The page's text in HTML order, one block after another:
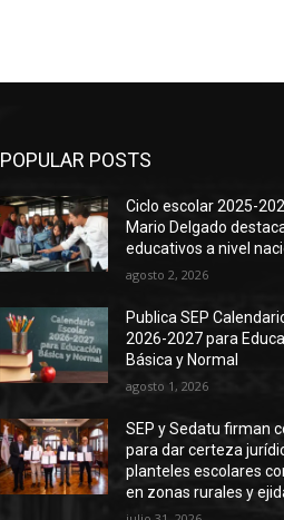
POPULAR POSTS
Ciclo escolar 2025-
Mario Delgado
educativos a nivel
agosto 2, 2026
Publica SEP
2026-2027 para
Básica y Normal
agosto 1, 2026
SEP y Sedatu firman
para dar certeza
planteles escolares
en zonas rurales y